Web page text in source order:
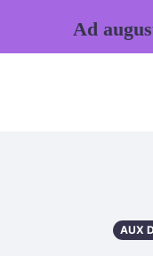
AUX
Ad